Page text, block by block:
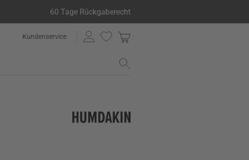
60 Tage Rückgaberecht
Kundenservice